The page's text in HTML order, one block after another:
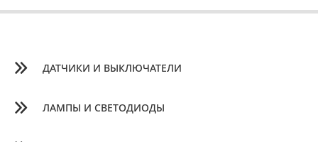
ДАТЧИКИ И ВЫКЛЮЧАТЕЛИ
ЛАМПЫ И СВЕТОДИОДЫ